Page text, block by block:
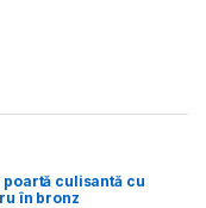
poartă culisantă cu
în bronz